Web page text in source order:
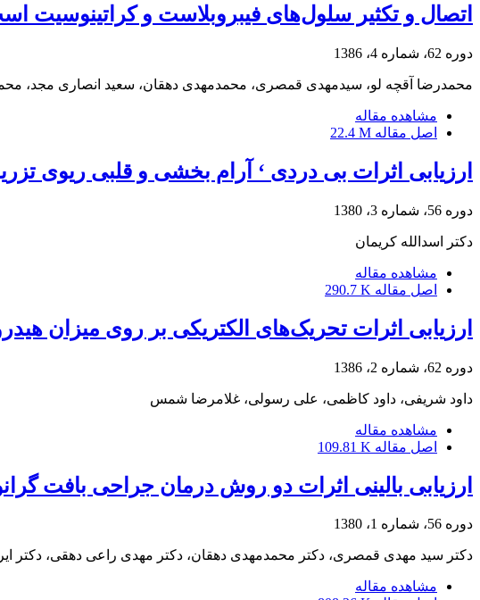
اتصال و تکثیر سلول‌های فیبروبلاست و
دوره 62، شماره 4، 1386
محمدرضا آقچه لو، سیدمهدی قمصری، محمدمهدی دهقان، سعید انصاری مجد،
مشاهده مقاله
اصل مقاله 22.4 M
ارزیابی اثرات بی دردی ‘ آرام بخشی و قلبی ریوی
دوره 56، شماره 3، 1380
دکتر اسدالله کریمان
مشاهده مقاله
اصل مقاله 290.7 K
ارزیابی اثرات تحریک‌های الکتریکی بر روی میزان
دوره 62، شماره 2، 1386
داود شریفی، داود کاظمی، علی رسولی، غلامرضا شمس
مشاهده مقاله
اصل مقاله 109.81 K
ارزیابی بالینی اثرات دو روش درمان جراحی بافت
دوره 56، شماره 1، 1380
دکتر سید مهدی قمصری، دکتر محمدمهدی دهقان، دکتر مهدی راعی دهقی، دکتر
مشاهده مقاله